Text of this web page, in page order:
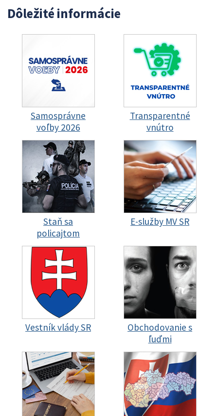
Dôležité informácie
Samosprávne
voľby 2026
Transparentné
vnútro
Staň sa
policajtom
E-služby MV SR
Vestník vlády SR
Obchodovanie s
ľuďmi